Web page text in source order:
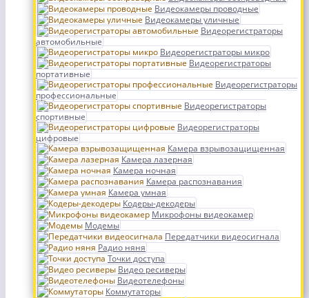
Видеокамеры проводные
Видеокамеры уличные
Видеорегистраторы
автомобильные
Видеорегистраторы микро
Видеорегистраторы
портативные
Видеорегистраторы
профессиональные
Видеорегистраторы
спортивные
Видеорегистраторы
цифровые
Камера взрывозащищенная
Камера лазерная
Камера ночная
Камера распознавания
Камера умная
Кодеры-декодеры
Микрофоны видеокамер
Модемы
Передатчики видеосигнала
Радио няня
Точки доступа
Видео ресиверы
Видеотелефоны
Коммутаторы